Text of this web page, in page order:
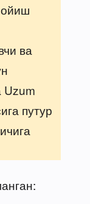
ва
Uzum
путур